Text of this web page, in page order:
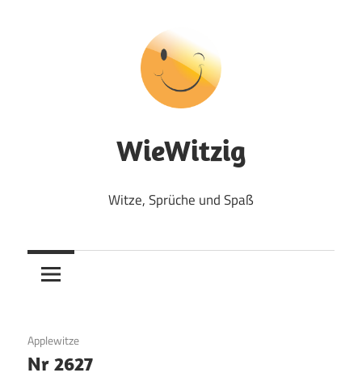
WieWitzig
Witze, Sprüche und Spaß
24. Juli 2017
Applewitze
Nr 2627